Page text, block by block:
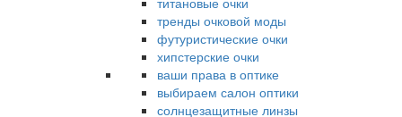
тренды очковой моды
футуристические очки
хипстерские очки
ваши права в оптике
выбираем салон оптики
солнцезащитные линзы